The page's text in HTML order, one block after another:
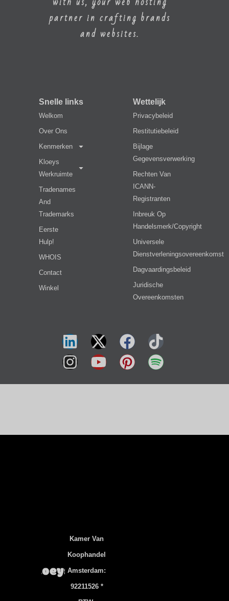
partner in crafting brands
and websites.
Snelle links
Welkom
Over Ons
Kenmerken
Kloeys
Werkruimte
Tradenames
And
Trademarks
Eerste
Hulp!
WHOIS
Contact
Winkel
Wettelijk
Privacybeleid
Restitutiebeleid
Bijlage
Gegevensverwerking
Rechten Van
ICANN-
Registranten
Inbreuk Op
Handelsmerk/copyright
Universele
Dienstverleningsovereenkomst
Dagvaardingsbeleid
Juridische
Overeenkomsten
Kamer Van
Koophandel
Amsterdam:
92211526 *